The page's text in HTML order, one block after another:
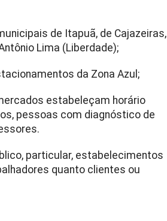
de Itapuã, de Cajazeiras,
Lima (Liberdade);
da Zona Azul;
estabeleçam horário
pessoas com diagnóstico de
particular, estabelecimentos
quanto clientes ou